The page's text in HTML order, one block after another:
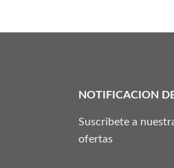
NOTIFICACION
Suscribete a
ofertas